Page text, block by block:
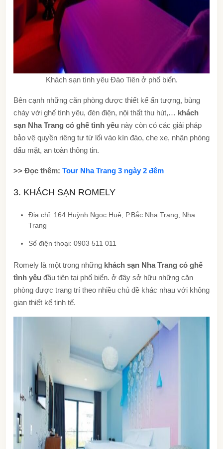
Khách sạn tình yêu Đào Tiên ở phố biển.
Bên cạnh những căn phòng được thiết kế ấn tượng, bùng
cháy với ghế tình yêu, đèn điện, nội thất thu hút,… khách
sạn Nha Trang có ghế tình yêu này còn có các giải pháp
bảo vệ quyền riêng tư từ lối vào kín đáo, che xe, nhận phòng
dấu mặt, an toàn thông tin.
>> Đọc thêm: Tour Nha Trang 3 ngày 2 đêm
3. KHÁCH SẠN ROMELY
Địa chỉ: 164 Huỳnh Ngọc Huệ, P.Bắc Nha Trang, Nha
Trang
Số điện thoại: 0903 511 011
Romely là một trong những khách sạn Nha Trang có ghế
tình yêu đầu tiên tại phố biển. ở đây sở hữu những căn
phòng được trang trí theo nhiều chủ đề khác nhau với không
gian thiết kế tinh tế.